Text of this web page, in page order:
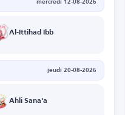
mercredi 12-08-2026
Al-Ittihad Ibb
jeudi 20-08-2026
Ahli Sana'a